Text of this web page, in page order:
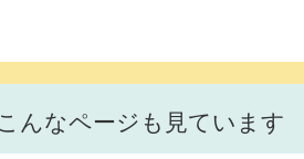
んなページも見ています